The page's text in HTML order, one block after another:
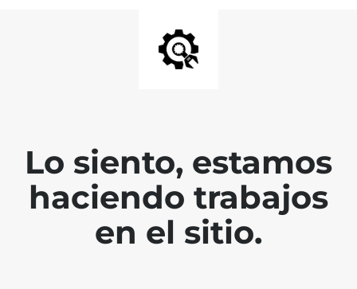
Lo siento, estamos
haciendo trabajos
en el sitio.